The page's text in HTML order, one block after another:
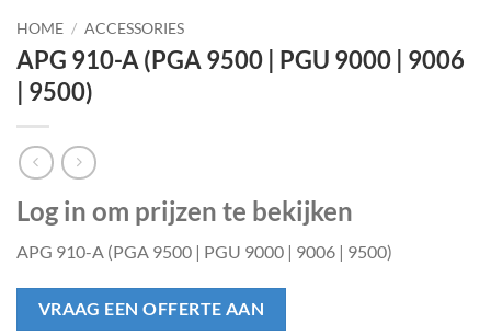
HOME / ACCESSORIES
APG 910-A (PGA 9500 | PGU 9000 | 9006
| 9500)
Log in om prijzen te bekijken
APG 910-A (PGA 9500 | PGU 9000 | 9006 | 9500)
VRAAG EEN OFFERTE AAN